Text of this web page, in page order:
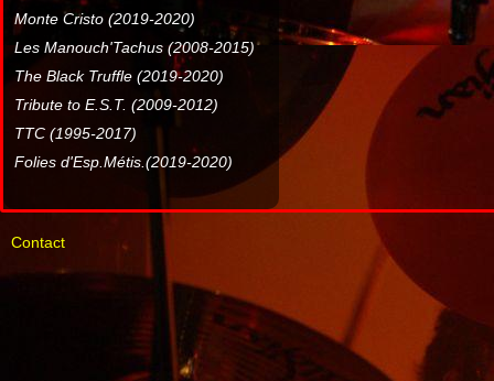
Monte Cristo (2019-2020)
Les Manouch'Tachus (2008-2015)
The Black Truffle (2019-2020)
Tribute to E.S.T. (2009-2012)
TTC (1995-2017)
Folies d'Esp.Métis.(2019-2020)
Contact